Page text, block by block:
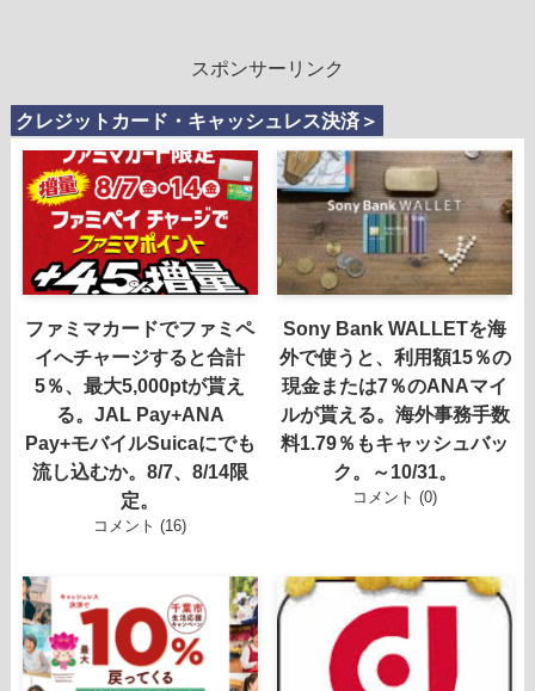
スポンサーリンク
クレジットカード・キャッシュレス決済＞
ファミマカードでファミペ
イへチャージすると合計
5％、最大5,000ptが貰え
る。JAL Pay+ANA
Pay+モバイルSuicaにでも
流し込むか。8/7、8/14限
定。
コメント (16)
Sony Bank WALLETを海
外で使うと、利用額15％の
現金または7％のANAマイ
ルが貰える。海外事務手数
料1.79％もキャッシュバッ
ク。～10/31。
コメント (0)